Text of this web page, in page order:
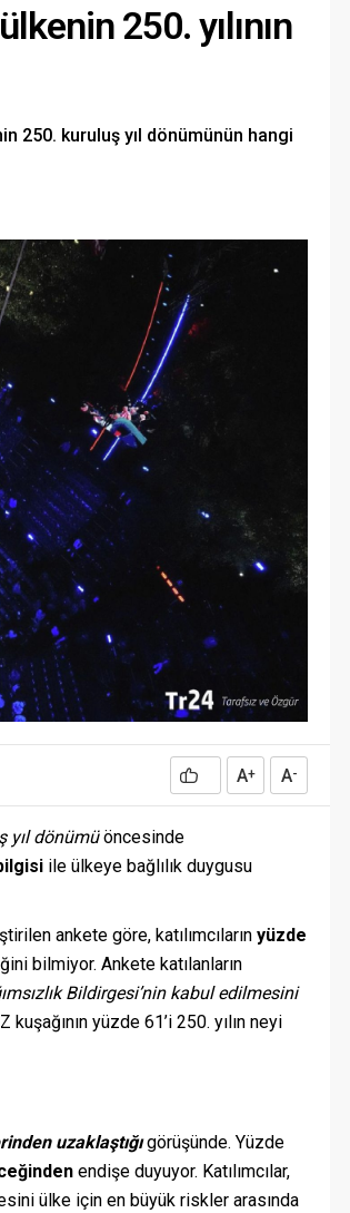
250. yılının
250. kuruluş yıl dönümünün hangi
A+ A-
yıl dönümüöncesinde
ile ülkeye bağlılık duygusu
ankete göre, katılımcıların yüzde
bilmiyor. Ankete katılanların
Bildirgesi’nin kabul edilmesini
yüzde 61’i 250. yılın neyi
uzaklaştığıgörüşünde. Yüzde
endişe duyuyor. Katılımcılar,
ülke için en büyük riskler arasında